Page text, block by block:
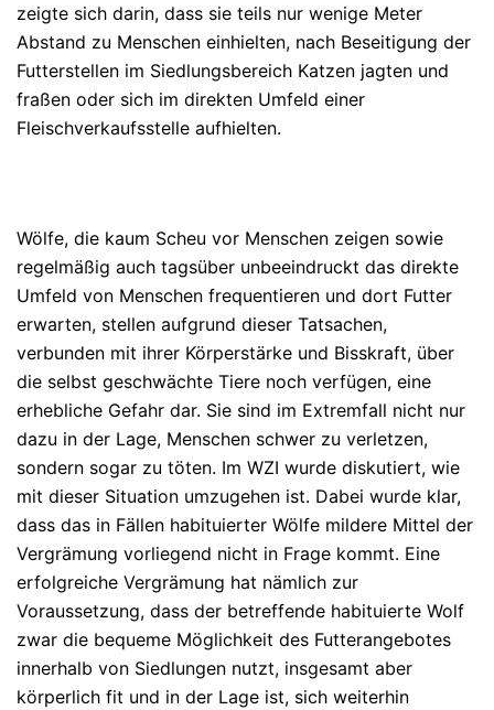
zeigte sich darin, dass sie teils nur wenige Meter
Abstand zu Menschen einhielten, nach Beseitigung der
Futterstellen im Siedlungsbereich Katzen jagten und
fraßen oder sich im direkten Umfeld einer
Fleischverkaufsstelle aufhielten.
Wölfe, die kaum Scheu vor Menschen zeigen sowie
regelmäßig auch tagsüber unbeeindruckt das direkte
Umfeld von Menschen frequentieren und dort Futter
erwarten, stellen aufgrund dieser Tatsachen,
verbunden mit ihrer Körperstärke und Bisskraft, über
die selbst geschwächte Tiere noch verfügen, eine
erhebliche Gefahr dar. Sie sind im Extremfall nicht nur
dazu in der Lage, Menschen schwer zu verletzen,
sondern sogar zu töten. Im WZI wurde diskutiert, wie
mit dieser Situation umzugehen ist. Dabei wurde klar,
dass das in Fällen habituierter Wölfe mildere Mittel der
Vergrämung vorliegend nicht in Frage kommt. Eine
erfolgreiche Vergrämung hat nämlich zur
Voraussetzung, dass der betreffende habituierte Wolf
zwar die bequeme Möglichkeit des Futterangebotes
innerhalb von Siedlungen nutzt, insgesamt aber
körperlich fit und in der Lage ist, sich weiterhin